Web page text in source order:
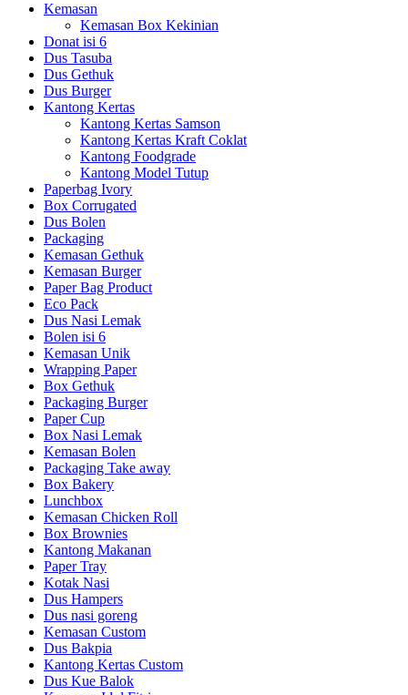
Kemasan
Kemasan Box Kekinian
Donat isi 6
Dus Tasuba
Dus Gethuk
Dus Burger
Kantong Kertas
Kantong Kertas Samson
Kantong Kertas Kraft Coklat
Kantong Foodgrade
Kantong Model Tutup
Paperbag Ivory
Box Corrugated
Dus Bolen
Packaging
Kemasan Gethuk
Kemasan Burger
Paper Bag Product
Eco Pack
Dus Nasi Lemak
Bolen isi 6
Kemasan Unik
Wrapping Paper
Box Gethuk
Packaging Burger
Paper Cup
Box Nasi Lemak
Kemasan Bolen
Packaging Take away
Box Bakery
Lunchbox
Kemasan Chicken Roll
Box Brownies
Kantong Makanan
Paper Tray
Kotak Nasi
Dus Hampers
Dus nasi goreng
Kemasan Custom
Dus Bakpia
Kantong Kertas Custom
Dus Kue Balok